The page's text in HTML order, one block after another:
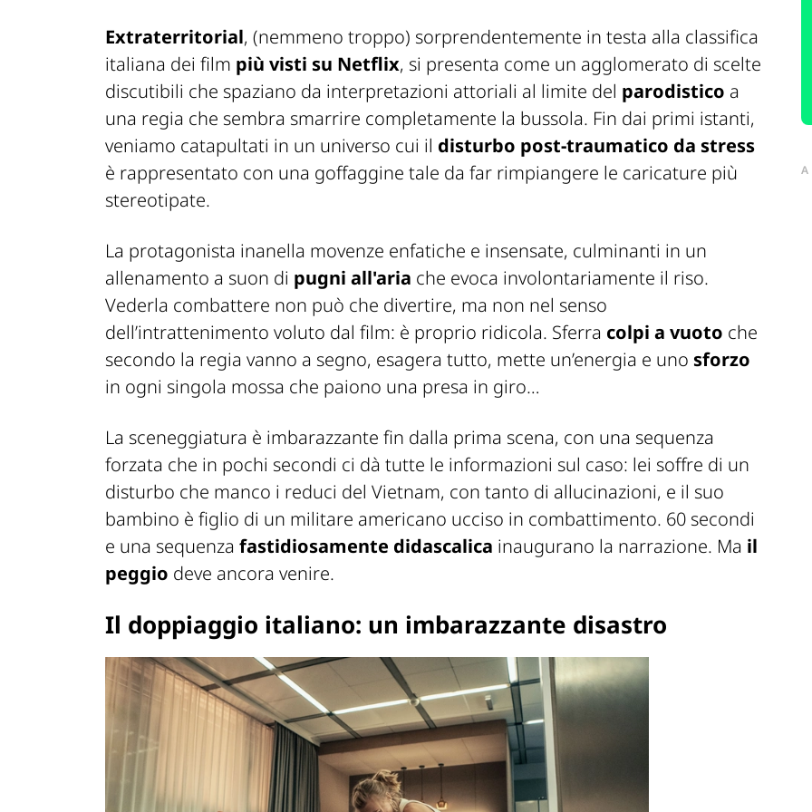
Extraterritorial, (nemmeno troppo) sorprendentemente in testa alla classifica
italiana dei film più visti su Netflix, si presenta come un agglomerato di scelte
discutibili che spaziano da interpretazioni attoriali al limite del parodistico a
una regia che sembra smarrire completamente la bussola. Fin dai primi istanti,
veniamo catapultati in un universo cui il disturbo post-traumatico da stress
è rappresentato con una goffaggine tale da far rimpiangere le caricature più
stereotipate.
La protagonista inanella movenze enfatiche e insensate, culminanti in un
allenamento a suon di pugni all'aria che evoca involontariamente il riso.
Vederla combattere non può che divertire, ma non nel senso
dell’intrattenimento voluto dal film: è proprio ridicola. Sferra colpi a vuoto che
secondo la regia vanno a segno, esagera tutto, mette un’energia e uno sforzo
in ogni singola mossa che paiono una presa in giro…
La sceneggiatura è imbarazzante fin dalla prima scena, con una sequenza
forzata che in pochi secondi ci dà tutte le informazioni sul caso: lei soffre di un
disturbo che manco i reduci del Vietnam, con tanto di allucinazioni, e il suo
bambino è figlio di un militare americano ucciso in combattimento. 60 secondi
e una sequenza fastidiosamente didascalica inaugurano la narrazione. Ma il
peggio deve ancora venire.
Il doppiaggio italiano: un imbarazzante disastro